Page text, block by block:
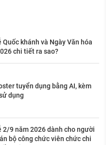
Quốc khánh và Ngày Văn hóa
chi tiết ra sao?
tuyển dụng bằng AI, kèm
dụng
2/9 năm 2026 dành cho người
bộ công chức viên chức chi